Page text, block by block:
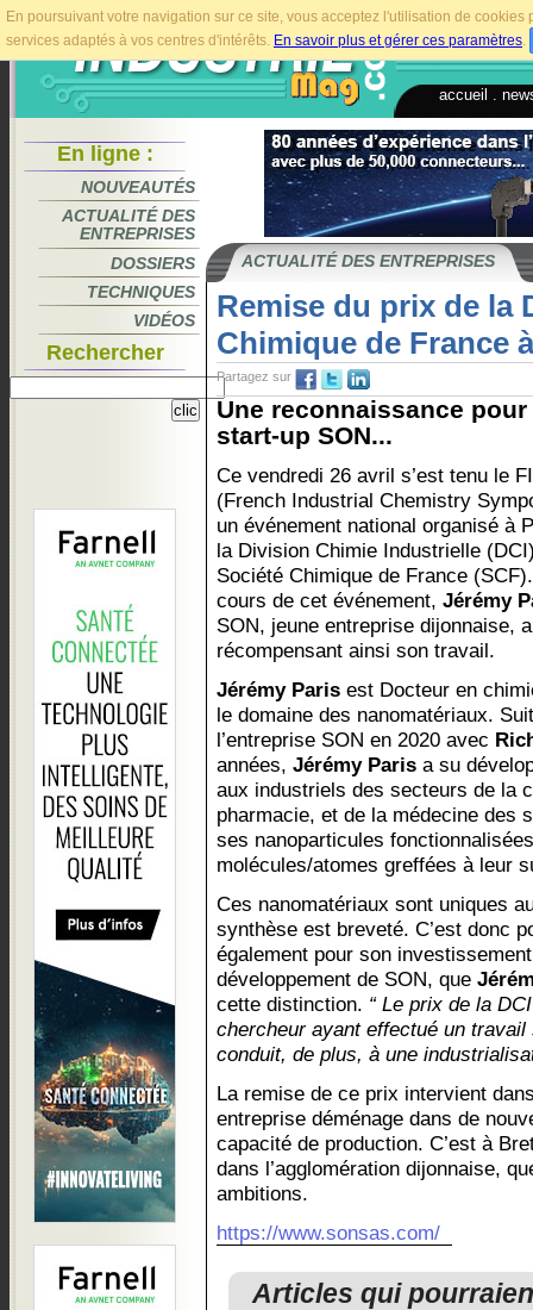
En poursuivant votre navigation sur ce site, vous acceptez l'utilisation de
services adaptés à vos centres d'intérêts. En savoir plus et gérer ces paramètres.
accueil
En ligne :
NOUVEAUTÉS
ACTUALITÉ DES
ENTREPRISES
DOSSIERS
TECHNIQUES
VIDÉOS
Rechercher
ACTUALITÉ DES ENTREPRISES
Remise du prix de la
Chimique de France
Partagez sur
Une reconnaissance
start-up SON...
Ce vendredi 26 avril s’est tenu le
(French Industrial Chemistry
un événement national organisé à
la Division Chimie Industrielle
Société Chimique de France
cours de cet événement, Jérémy
SON, jeune entreprise dijonnaise,
récompensant ainsi son travail.
Jérémy Paris est Docteur en
le domaine des nanomatériaux.
l’entreprise SON en 2020 avec
années, Jérémy Paris a su
aux industriels des secteurs de la
pharmacie, et de la médecine des
ses nanoparticules
molécules/atomes greffées à leur
Ces nanomatériaux sont uniques
synthèse est breveté. C’est donc
également pour son
développement de SON, que
cette distinction. “ Le prix de la
chercheur ayant effectué un
conduit, de plus, à une
La remise de ce prix intervient
entreprise déménage dans de
capacité de production. C’est à
dans l’agglomération dijonnaise,
ambitions.
https://www.sonsas.com/
Articles qui